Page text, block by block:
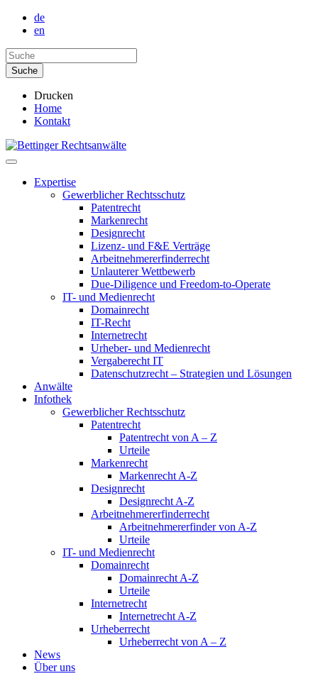
de
en
Drucken
Home
Kontakt
Expertise
Gewerblicher Rechtsschutz
Patentrecht
Markenrecht
Designrecht
Lizenz- und F&E Verträge
Arbeitnehmererfinderrecht
Unlauterer Wettbewerb
Due-Diligence und Freedom-to-Operate
IT- und Medienrecht
Domainrecht
IT-Recht
Internetrecht
Urheber- und Medienrecht
Vergaberecht IT
Datenschutzrecht – Strategien und Lösungen
Anwälte
Infothek
Gewerblicher Rechtsschutz
Patentrecht
Patentrecht von A – Z
Urteile
Markenrecht
Markenrecht A-Z
Designrecht
Designrecht A-Z
Arbeitnehmererfinderrecht
Arbeitnehmererfinder von A-Z
Urteile
IT- und Medienrecht
Domainrecht
Domainrecht A-Z
Urteile
Internetrecht
Internetrecht A-Z
Urheberrecht
Urheberrecht von A – Z
News
Über uns